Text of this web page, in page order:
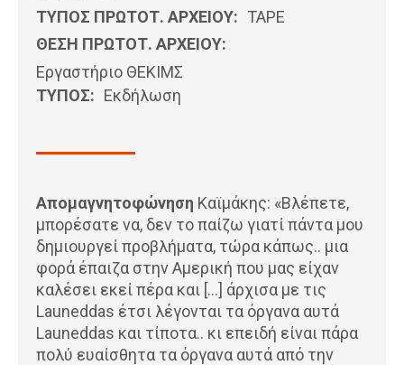
ΤΥΠΟΣ ΠΡΩΤΟΤ. ΑΡΧΕΙΟΥ: ΤΑΡΕ
ΘΕΣΗ ΠΡΩΤΟΤ. ΑΡΧΕΙΟΥ:
Εργαστήριο ΘΕΚΙΜΣ
ΤΥΠΟΣ: Εκδήλωση
Απομαγνητοφώνηση Καϊμάκης: «Βλέπετε,
μπορέσατε να, δεν το παίζω γιατί πάντα μου
δημιουργεί προβλήματα, τώρα κάπως.. μια
φορά έπαιζα στην Αμερική που μας είχαν
καλέσει εκεί πέρα και […] άρχισα με τις
Launeddas έτσι λέγονται τα όργανα αυτά
Launeddas και τίποτα.. κι επειδή είναι πάρα
πολύ ευαίσθητα τα όργανα αυτά από την